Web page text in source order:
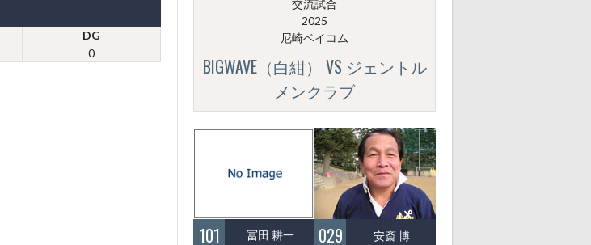
DG
0
交流試合
2025
尼崎ベイコム
BIGWAVE（白紺） VS ジェントル
メンクラブ
101 冨田 耕一 029 安斎 博